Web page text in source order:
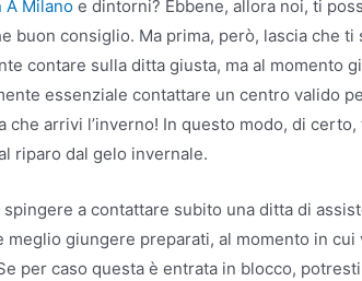
A Milano e dintorni? Ebbene, allora noi, ti
buon consiglio. Ma prima, però, lascia che ti
contare sulla ditta giusta, ma al momento
essenziale contattare un centro valido
che arrivi l’inverno! In questo modo, di
riparo dal gelo invernale.
a contattare subito una ditta di
meglio giungere preparati, al momento in cui
per caso questa è entrata in blocco,